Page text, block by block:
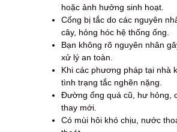
hoặc ảnh hưởng sinh hoạt.
Cống bị tắc do các nguyên
cây, hỏng hóc hệ thống ống.
Bạn không rõ nguyên nhân
xử lý an toàn.
Khi các phương pháp tại nhà
tình trạng tắc nghẽn nặng.
Đường ống quá cũ, hư hỏng,
thay mới.
Có mùi hôi khó chịu, nước